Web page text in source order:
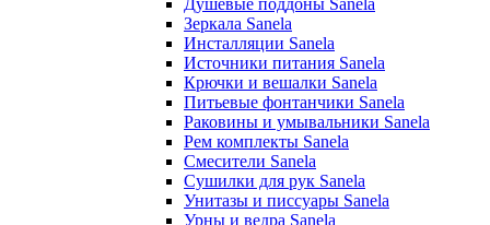
Душевые поддоны Sanela
Зеркала Sanela
Инсталляции Sanela
Источники питания Sanela
Крючки и вешалки Sanela
Питьевые фонтанчики Sanela
Раковины и умывальники Sanela
Рем комплекты Sanela
Смесители Sanela
Сушилки для рук Sanela
Унитазы и писсуары Sanela
Урны и ведра Sanela